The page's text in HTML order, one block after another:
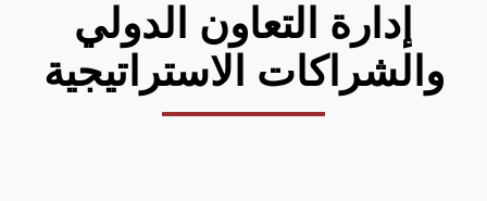
إدارة التعاون الدولي
والشراكات الاستراتيجية